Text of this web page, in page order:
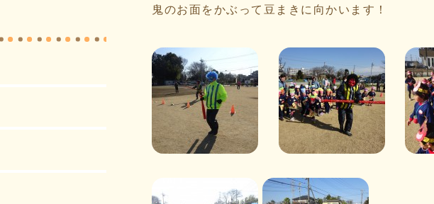
鬼のお面をかぶって豆まきに向かいます！